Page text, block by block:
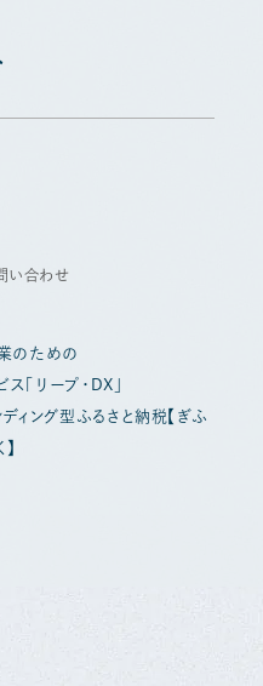
い合わせ
のための
「リープ・DX」
ィング型ふるさと納税【ぎふ